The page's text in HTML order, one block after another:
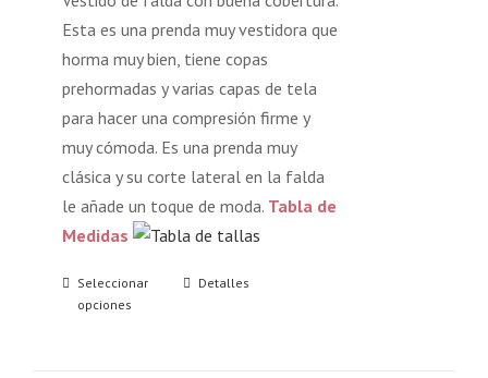
Esta es una prenda muy vestidora que
horma muy bien, tiene copas
prehormadas y varias capas de tela
para hacer una compresión firme y
muy cómoda. Es una prenda muy
clásica y su corte lateral en la falda
le añade un toque de moda. Tabla de
Medidas
Seleccionar
opciones
Detalles